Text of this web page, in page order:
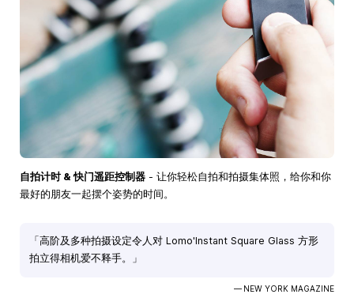
自拍计时 & 快门遥距控制器 - 让你轻松自拍和拍摄集体照，给你和你
最好的朋友一起摆个姿势的时间。
「高阶及多种拍摄设定令人对 Lomo'Instant Square Glass 方形
拍立得相机爱不释手。」
— NEW YORK MAGAZINE